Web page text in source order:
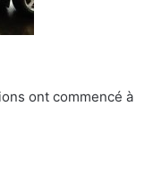
ont commencé à